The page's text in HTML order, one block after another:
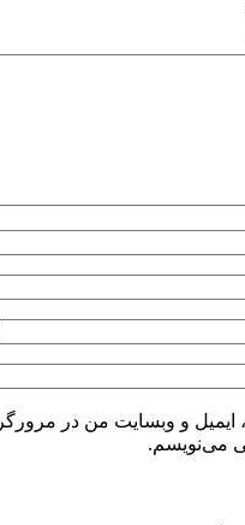
ایمیل و وبسایت من در
می‌نویسم.